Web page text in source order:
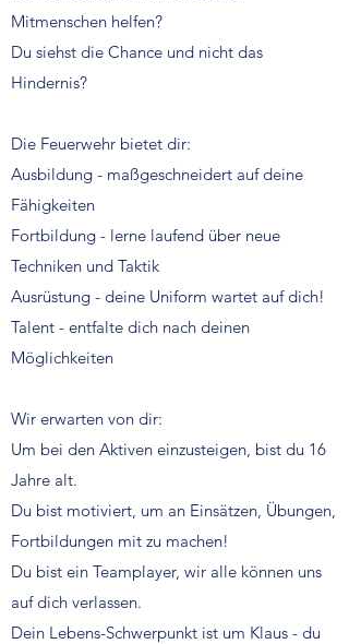
Mitmenschen helfen?
Du siehst die Chance und nicht das
Hindernis?
Die Feuerwehr bietet dir:
Ausbildung - maßgeschneidert auf deine
Fähigkeiten
Fortbildung - lerne laufend über neue
Techniken und Taktik
Ausrüstung - deine Uniform wartet auf dich!
Talent - entfalte dich nach deinen
Möglichkeiten
Wir erwarten von dir:
Um bei den Aktiven einzusteigen, bist du 16
Jahre alt.
Du bist motiviert, um an Einsätzen, Übungen,
Fortbildungen mit zu machen!
Du bist ein Teamplayer, wir alle können uns
auf dich verlassen.
Dein Lebens-Schwerpunkt ist um Klaus - du